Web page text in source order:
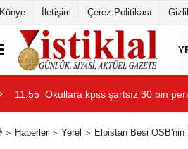
Künye İletişim Çerez Politikası
11:55 Okullara kpss şartsız 30 bin
Haberler Yerel Elbistan Besi OSB'nin